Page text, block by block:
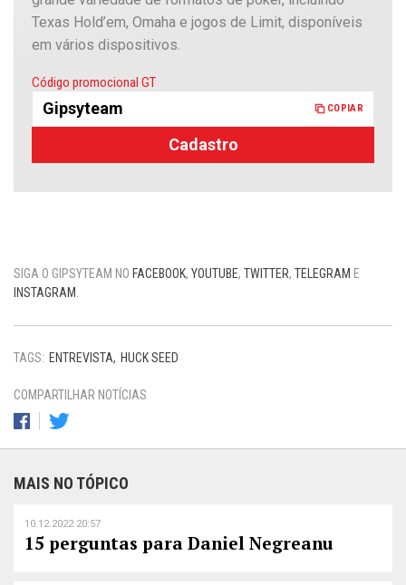
Texas Hold’em, Omaha e jogos de Limit, disponíveis
em vários dispositivos.
Código promocional GT
Gipsyteam COPIAR
Cadastro
SIGA O GIPSYTEAM NO FACEBOOK, YOUTUBE, TWITTER, TELEGRAM E
INSTAGRAM
TAGS: ENTREVISTA HUCK SEED
COMPARTILHAR NOTÍCIAS
MAIS NO TÓPICO
10.12.2022 20:57
15 perguntas para Daniel Negreanu